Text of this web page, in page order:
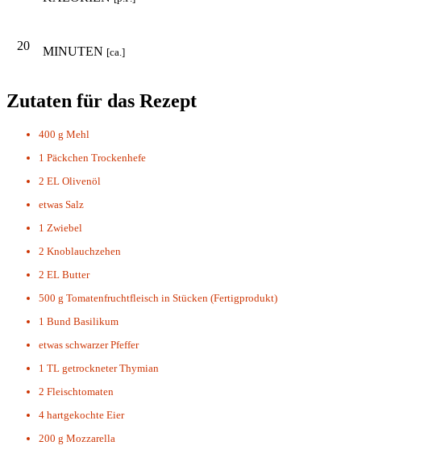
20 MINUTEN [ca.]
Zutaten für das Rezept
400 g Mehl
1 Päckchen Trockenhefe
2 EL Olivenöl
etwas Salz
1 Zwiebel
2 Knoblauchzehen
2 EL Butter
500 g Tomatenfruchtfleisch in Stücken (Fertigprodukt)
1 Bund Basilikum
etwas schwarzer Pfeffer
1 TL getrockneter Thymian
2 Fleischtomaten
4 hartgekochte Eier
200 g Mozzarella